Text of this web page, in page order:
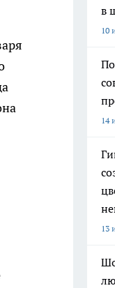
в
10
14
13